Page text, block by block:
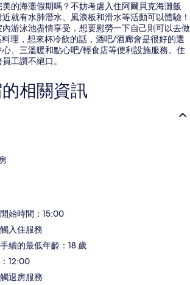
的海灘假期嗎？不妨考慮入住阿爾貝克海灘飯
就有水肺潛水、風浪板和滑水等活動可以體驗！
游泳池盡情享受，想要慰勞一下自己則可以去做
理，想來杯冷飲的話，酒吧/酒廊會是很好的選
、三溫暖和點心吧/輕食店等便利設施服務。住
工讚不絕口。
相關資訊
始時間：15:00
入住服務
續的最低年齡：18 歲
12:00
退房服務